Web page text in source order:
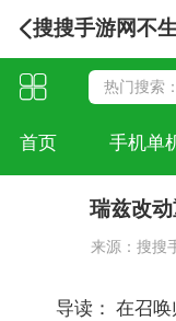
搜搜手游网不
首页 手机单
瑞兹改
来源：搜搜
导读： 在召